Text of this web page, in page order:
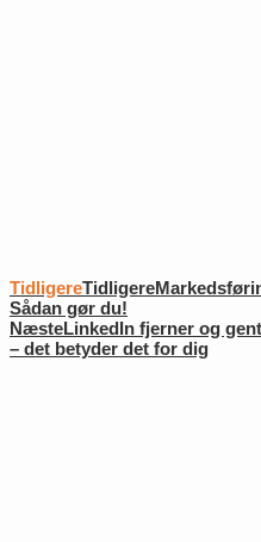
TidligereTidligere
Sådan gør du!
NæsteLinkedIn fjerner og
– det betyder det for dig